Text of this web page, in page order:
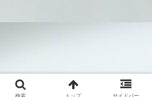
検索 トップ サイドバー